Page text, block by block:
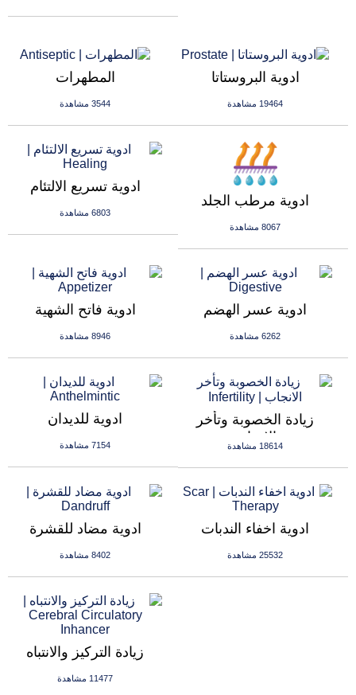
المطهرات
3544 مشاهدة
ادوية البروستاتا
19464 مشاهدة
ادوية تسريع الالتئام
6803 مشاهدة
ادوية مرطب الجلد
8067 مشاهدة
ادوية فاتح الشهية
8946 مشاهدة
ادوية عسر الهضم
6262 مشاهدة
ادوية للديدان
7154 مشاهدة
زيادة الخصوبة وتأخر
الانجاب
18614 مشاهدة
ادوية مضاد للقشرة
8402 مشاهدة
ادوية اخفاء الندبات
25532 مشاهدة
زيادة التركيز والانتباه
11477 مشاهدة